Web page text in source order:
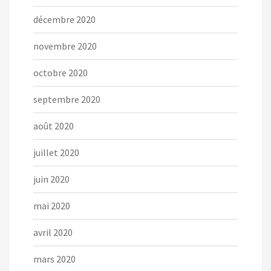
décembre 2020
novembre 2020
octobre 2020
septembre 2020
août 2020
juillet 2020
juin 2020
mai 2020
avril 2020
mars 2020